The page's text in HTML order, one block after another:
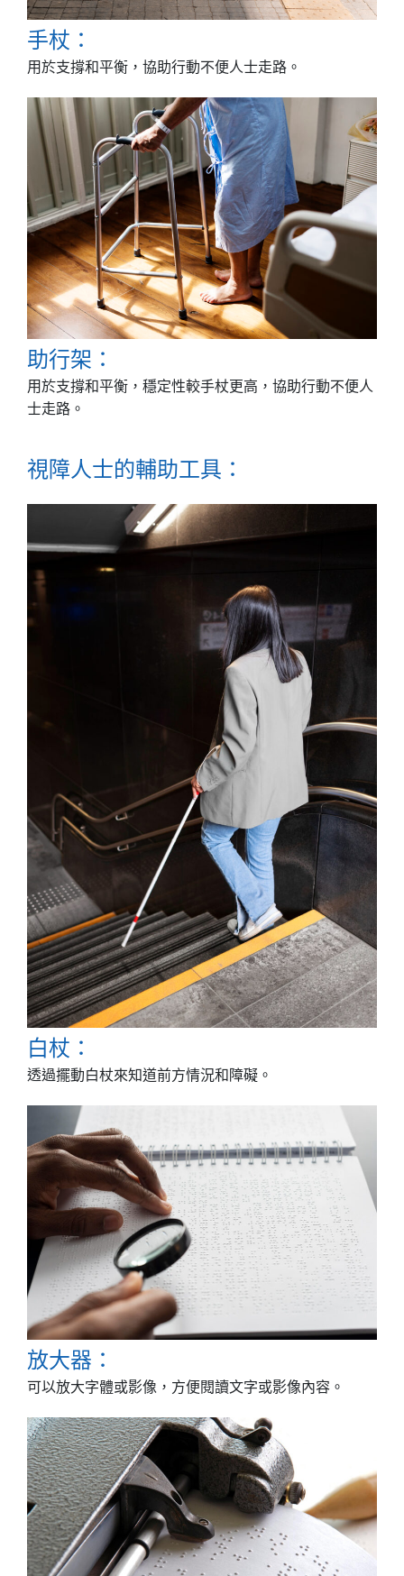
手杖：
用於支撐和平衡，協助行動不便人士走路。
助行架：
用於支撐和平衡，穩定性較手杖更高，協助行動不便人
士走路。
視障人士的輔助工具：
白杖：
透過擺動白杖來知道前方情況和障礙。
放大器：
可以放大字體或影像，方便閱讀文字或影像內容。